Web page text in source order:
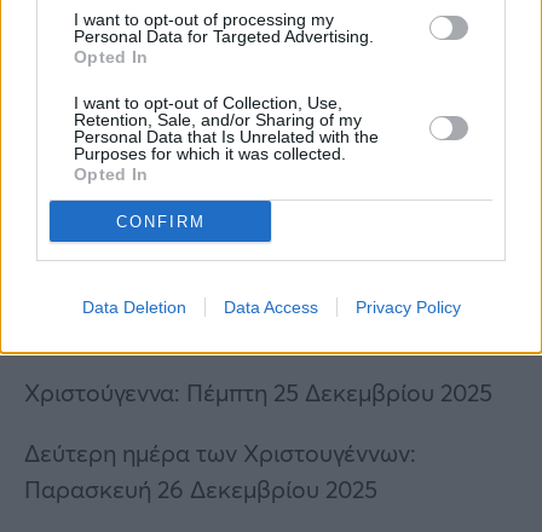
I want to opt-out of processing my
Personal Data for Targeted Advertising.
Opted In
I want to opt-out of Collection, Use,
Retention, Sale, and/or Sharing of my
Personal Data that Is Unrelated with the
Purposes for which it was collected.
Opted In
CONFIRM
Data Deletion Data Access Privacy Policy
Κοίμηση της Θεοτόκου: Παρασκευή 15
Αυγούστου 2025
Επέτειος του «Όχι»: Τρίτη 28 Οκτωβρίου
Χριστούγεννα: Πέμπτη 25 Δεκεμβρίου 2025
Δεύτερη ημέρα των Χριστουγέννων:
Παρασκευή 26 Δεκεμβρίου 2025